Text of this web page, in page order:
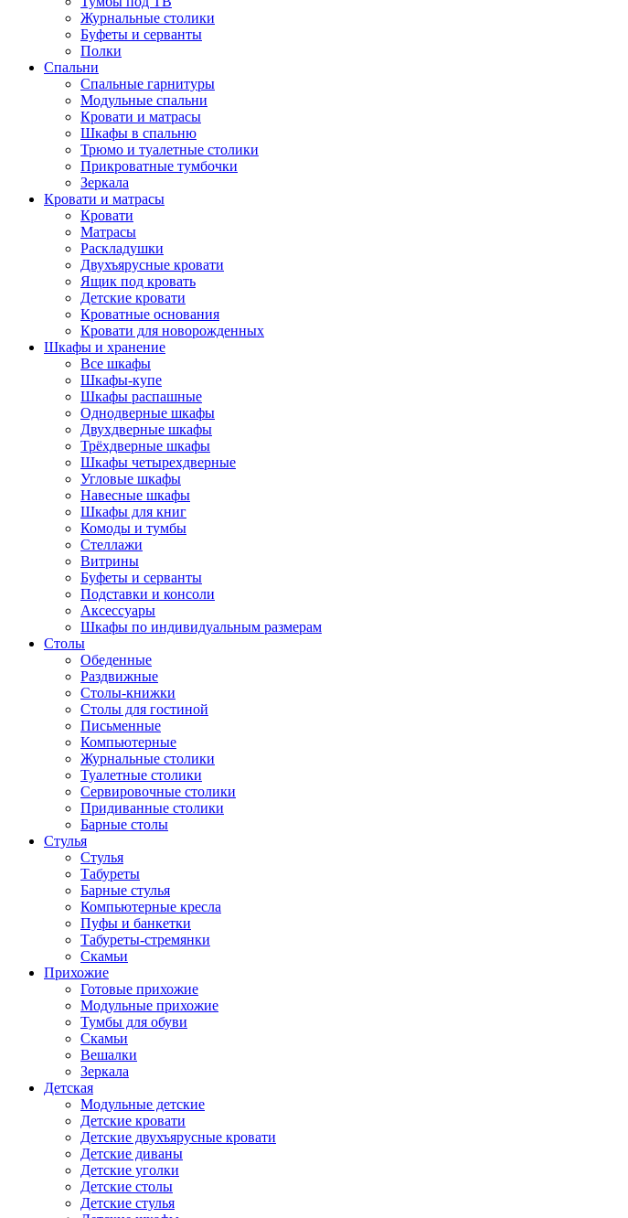
Журнальные столики
Буфеты и серванты
Полки
Спальни
Спальные гарнитуры
Модульные спальни
Кровати и матрасы
Шкафы в спальню
Трюмо и туалетные столики
Прикроватные тумбочки
Зеркала
Кровати и матрасы
Кровати
Матрасы
Раскладушки
Двухъярусные кровати
Ящик под кровать
Детские кровати
Кроватные основания
Кровати для новорожденных
Шкафы и хранение
Все шкафы
Шкафы-купе
Шкафы распашные
Однодверные шкафы
Двухдверные шкафы
Трёхдверные шкафы
Шкафы четырехдверные
Угловые шкафы
Навесные шкафы
Шкафы для книг
Комоды и тумбы
Стеллажи
Витрины
Буфеты и серванты
Подставки и консоли
Аксессуары
Шкафы по индивидуальным размерам
Столы
Обеденные
Раздвижные
Столы-книжки
Столы для гостиной
Письменные
Компьютерные
Журнальные столики
Туалетные столики
Сервировочные столики
Придиванные столики
Барные столы
Стулья
Стулья
Табуреты
Барные стулья
Компьютерные кресла
Пуфы и банкетки
Табуреты-стремянки
Скамьи
Прихожие
Готовые прихожие
Модульные прихожие
Тумбы для обуви
Скамьи
Вешалки
Зеркала
Детская
Модульные детские
Детские кровати
Детские двухъярусные кровати
Детские диваны
Детские уголки
Детские столы
Детские стулья